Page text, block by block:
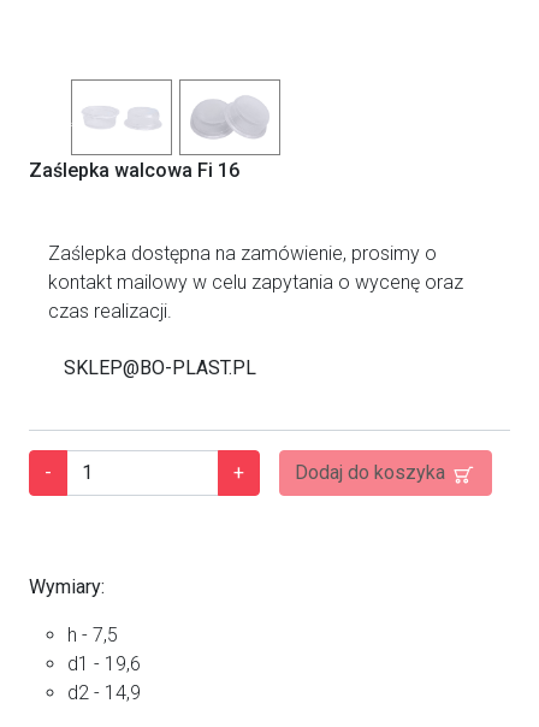
Previous
Zaślepka walcowa Fi 16
Zaślepka dostępna na zamówienie, prosimy o
kontakt mailowy w celu zapytania o wycenę oraz
czas realizacji.
SKLEP@BO-PLAST.PL
- + Dodaj do koszyka
Wymiary:
h - 7,5
d1 - 19,6
d2 - 14,9